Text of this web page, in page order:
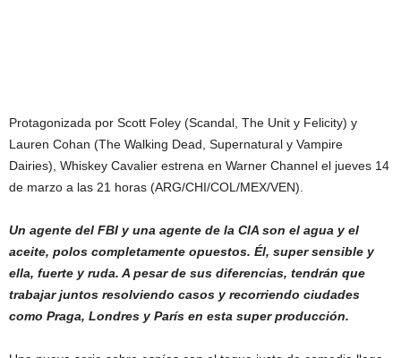
Protagonizada por Scott Foley (Scandal, The Unit y Felicity) y
Lauren Cohan (The Walking Dead, Supernatural y Vampire
Dairies), Whiskey Cavalier estrena en Warner Channel el jueves 14
de marzo a las 21 horas (ARG/CHI/COL/MEX/VEN).
Un agente del FBI y una agente de la CIA son el agua y el
aceite, polos completamente opuestos. Él, super sensible y
ella, fuerte y ruda. A pesar de sus diferencias, tendrán que
trabajar juntos resolviendo casos y recorriendo ciudades
como Praga, Londres y París en esta super producción.